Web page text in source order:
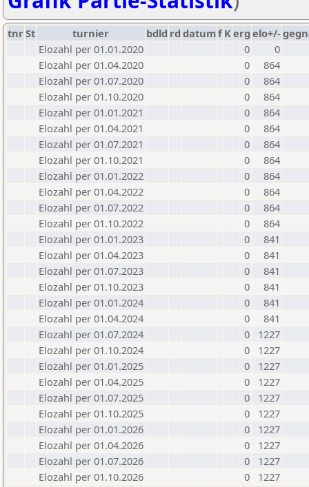
tnrSt turnier bdld rd datumf Kerg elo+/-
Elozahl per 01.01.2020
0
0
Elozahl per 01.04.2020
0
864
Elozahl per 01.07.2020
0
864
Elozahl per 01.10.2020
0
864
Elozahl per 01.01.2021
0
864
Elozahl per 01.04.2021
0
864
Elozahl per 01.07.2021
0
864
Elozahl per 01.10.2021
0
864
Elozahl per 01.01.2022
0
864
Elozahl per 01.04.2022
0
864
Elozahl per 01.07.2022
0
864
Elozahl per 01.10.2022
0
864
Elozahl per 01.01.2023
0
841
Elozahl per 01.04.2023
0
841
Elozahl per 01.07.2023
0
841
Elozahl per 01.10.2023
0
841
Elozahl per 01.01.2024
0
841
Elozahl per 01.04.2024
0
841
Elozahl per 01.07.2024
0
1227
Elozahl per 01.10.2024
0
1227
Elozahl per 01.01.2025
0
1227
Elozahl per 01.04.2025
0
1227
Elozahl per 01.07.2025
0
1227
Elozahl per 01.10.2025
0
1227
Elozahl per 01.01.2026
0
1227
Elozahl per 01.04.2026
0
1227
Elozahl per 01.07.2026
0
1227
Elozahl per 01.10.2026
0 1227